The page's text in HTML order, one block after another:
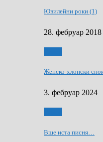
Ювилейни роки (1)
28. фебруар 2018
Женско-хлопски
3. фебруар 2024
Вше иста писня…